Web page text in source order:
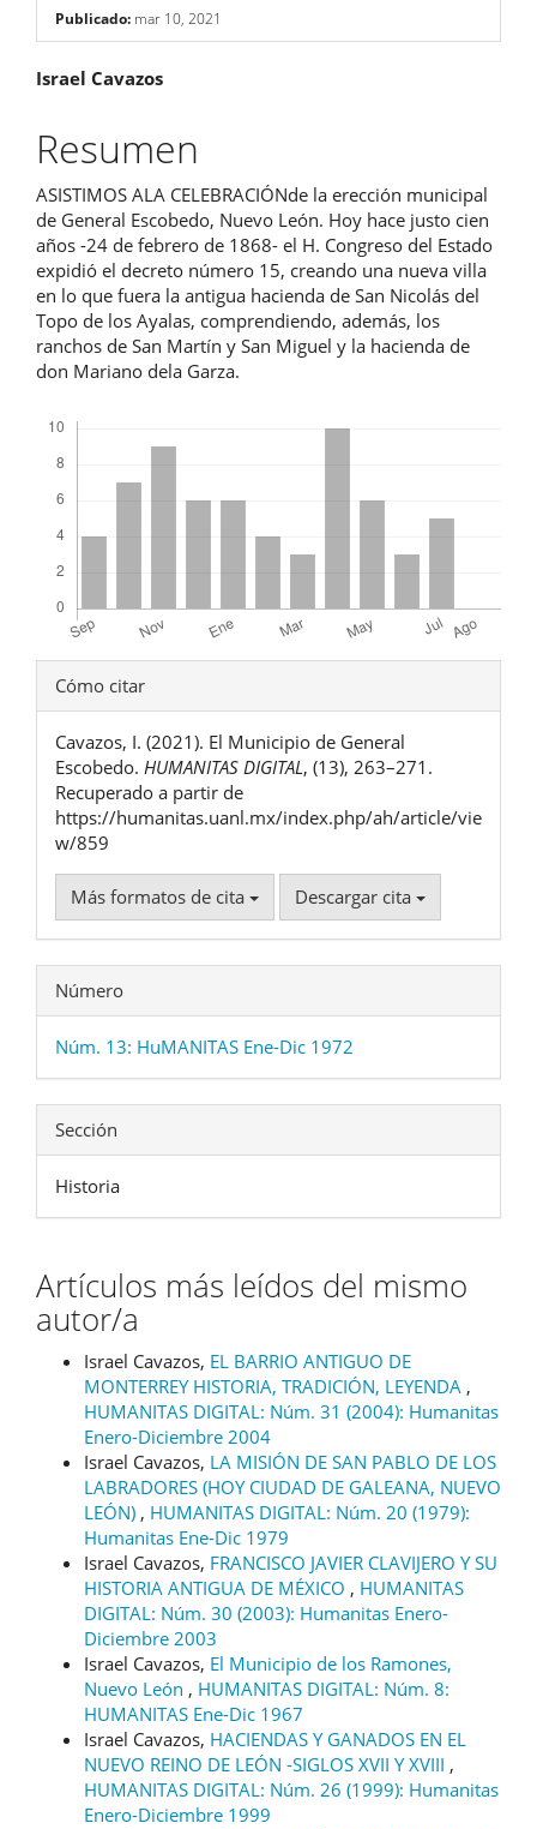
Publicado: mar 10, 2021
Contenido
principal
del
artículo
Israel Cavazos
Resumen
ASISTIMOS ALA CELEBRACIÓNde la erección municipal
de General Escobedo, Nuevo León. Hoy hace justo cien
años -24 de febrero de 1868- el H. Congreso del Estado
expidió el decreto número 15, creando una nueva villa
en lo que fuera la antigua hacienda de San Nicolás del
Topo de los Ayalas, comprendiendo, además, los
ranchos de San Martín y San Miguel y la hacienda de
don Mariano dela Garza.
Detalles
del
artículo
Cómo citar
Cavazos, I. (2021). El Municipio de General
Escobedo. HUMANITAS DIGITAL, (13), 263–271.
Recuperado a partir de
https://humanitas.uanl.mx/index.php/ah/article/vie
w/859
Más formatos de cita Descargar cita
Número
Núm. 13: HuMANITAS Ene-Dic 1972
Sección
Historia
Artículos más leídos del mismo
autor/a
Israel Cavazos, EL BARRIO ANTIGUO DE
MONTERREY HISTORIA, TRADICIÓN, LEYENDA ,
HUMANITAS DIGITAL: Núm. 31 (2004): Humanitas
Enero-Diciembre 2004
Israel Cavazos, LA MISIÓN DE SAN PABLO DE LOS
LABRADORES (HOY CIUDAD DE GALEANA, NUEVO
LEÓN) , HUMANITAS DIGITAL: Núm. 20 (1979):
Humanitas Ene-Dic 1979
Israel Cavazos, FRANCISCO JAVIER CLAVIJERO Y SU
HISTORIA ANTIGUA DE MÉXICO , HUMANITAS
DIGITAL: Núm. 30 (2003): Humanitas Enero-
Diciembre 2003
Israel Cavazos, El Municipio de los Ramones,
Nuevo León , HUMANITAS DIGITAL: Núm. 8:
HUMANITAS Ene-Dic 1967
Israel Cavazos, HACIENDAS Y GANADOS EN EL
NUEVO REINO DE LEÓN -SIGLOS XVII Y XVIII ,
HUMANITAS DIGITAL: Núm. 26 (1999): Humanitas
Enero-Diciembre 1999